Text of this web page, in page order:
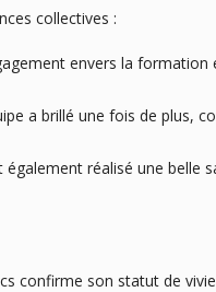
collectives :
envers la
a brillé une fois de plus,
également réalisé une belle
confirme son statut de